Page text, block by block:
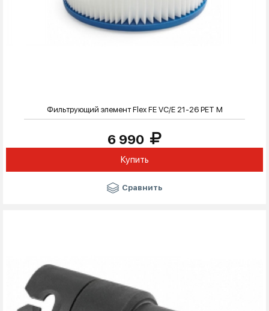
Фильтрующий элемент Flex FE VC/E 21-26 PET M
6 990
Купить
Сравнить